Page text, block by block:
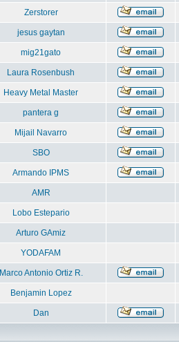
Zerstorer
jesus gaytan
mig21gato
Laura Rosenbush
Heavy Metal Master
pantera g
Mijail Navarro
SBO
Armando IPMS
AMR
Lobo Estepario
Arturo GAmiz
YODAFAM
Marco Antonio Ortiz R.
Benjamin Lopez
Dan